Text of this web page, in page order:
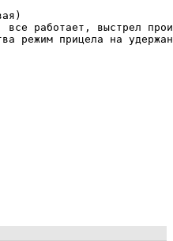
все работает, выстрел
режим прицела на